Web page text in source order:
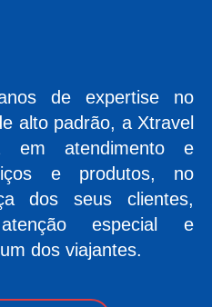
de expertise no
alto padrão, a Xtravel
em atendimento e
e produtos, no
dos seus clientes,
especial e
dos viajantes.